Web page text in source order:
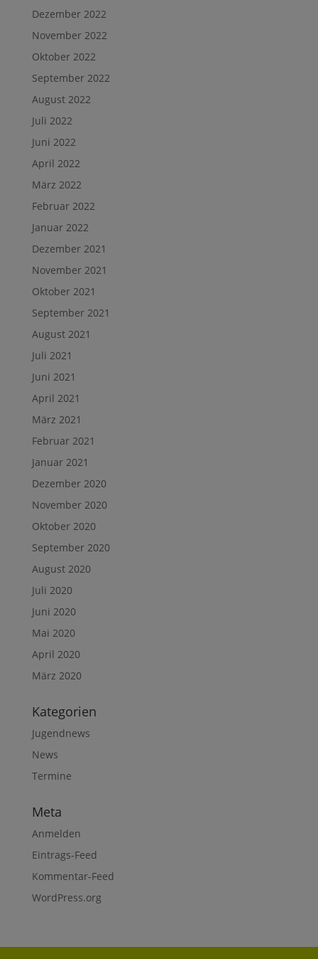
Dezember 2022
November 2022
Oktober 2022
September 2022
August 2022
Juli 2022
Juni 2022
April 2022
März 2022
Februar 2022
Januar 2022
Dezember 2021
November 2021
Oktober 2021
September 2021
August 2021
Juli 2021
Juni 2021
April 2021
März 2021
Februar 2021
Januar 2021
Dezember 2020
November 2020
Oktober 2020
September 2020
August 2020
Juli 2020
Juni 2020
Mai 2020
April 2020
März 2020
Kategorien
Jugendnews
News
Termine
Meta
Anmelden
Eintrags-Feed
Kommentar-Feed
WordPress.org